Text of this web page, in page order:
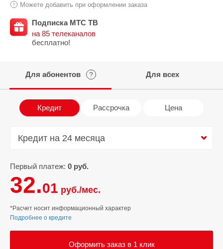
Можете добавить при оформлении заказа
Подписка МТС ТВ
на 85 телеканалов
бесплатно!
Для абонентов ? Для всех
Кредит Рассрочка Цена
Кредит на 24 месяца
Первый платеж: 0 руб.
32.01 руб./мес.
*Расчет носит информационный характер
Подробнее о кредите
Оформить заказ в 1 клик
Кредит на 24 месяца